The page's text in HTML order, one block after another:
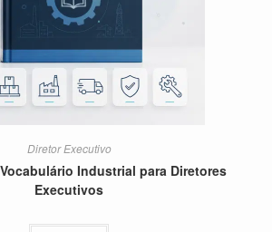
Diretor Executivo
Industrial para Diretores
Executivos